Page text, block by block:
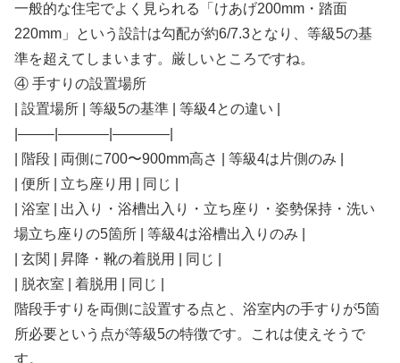
一般的な住宅でよく見られる「けあげ200mm・踏面
220mm」という設計は勾配が約6/7.3となり、等級5の基
準を超えてしまいます。厳しいところですね。
④ 手すりの設置場所
| 設置場所 | 等級5の基準 | 等級4との違い |
|——–|———–|————|
| 階段 | 両側に700〜900mm高さ | 等級4は片側のみ |
| 便所 | 立ち座り用 | 同じ |
| 浴室 | 出入り・浴槽出入り・立ち座り・姿勢保持・洗い
場立ち座りの5箇所 | 等級4は浴槽出入りのみ |
| 玄関 | 昇降・靴の着脱用 | 同じ |
| 脱衣室 | 着脱用 | 同じ |
階段手すりを両側に設置する点と、浴室内の手すりが5箇
所必要という点が等級5の特徴です。これは使えそうで
す。